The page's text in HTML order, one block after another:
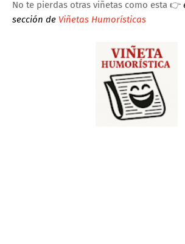
No te pierdas otras viñetas como esta 👉
sección de Viñetas Humorísticas